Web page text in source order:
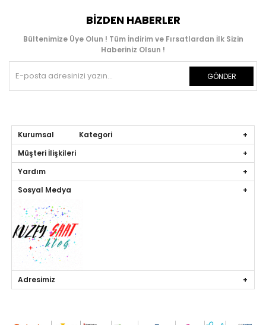
BIZDEN HABERLER
Bültenimize Üye Olun ! Tüm İndirim ve Fırsatlardan İlk Sizin
Haberiniz Olsun !
GÖNDER
Kurumsal Kategori
Müşteri İlişkileri
Yardım
Sosyal Medya
Adresimiz